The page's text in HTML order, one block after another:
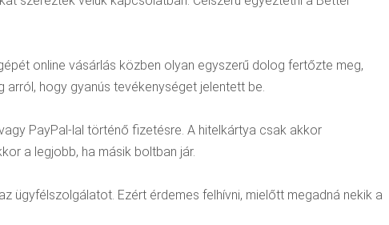
online vásárlás közben olyan egyszerű dolog fertőzte meg,
hogy gyanús tevékenységet jelentett be.
PayPal-lal történő fizetésre. A hitelkártya csak akkor
a legjobb, ha másik boltban jár.
ügyfélszolgálatot. Ezért érdemes felhívni, mielőtt megadná nekik a